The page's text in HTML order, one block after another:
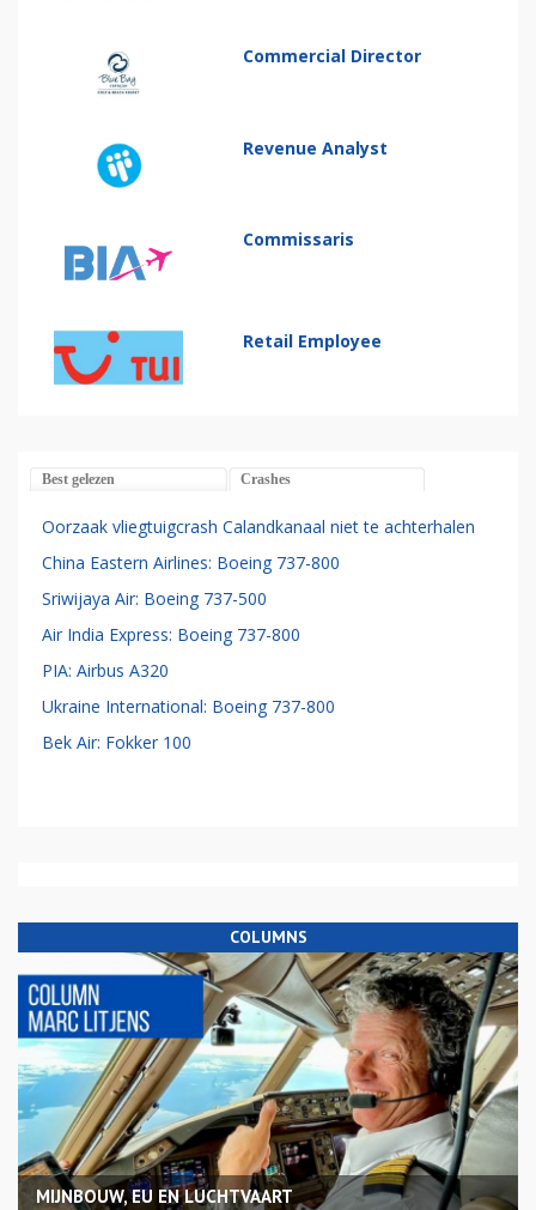
Commercial Director
Revenue Analyst
Commissaris
Retail Employee
Best gelezen Crashes
Oorzaak vliegtuigcrash Calandkanaal niet te achterhalen
China Eastern Airlines: Boeing 737-800
Sriwijaya Air: Boeing 737-500
Air India Express: Boeing 737-800
PIA: Airbus A320
Ukraine International: Boeing 737-800
Bek Air: Fokker 100
COLUMNS
MIJNBOUW, EU EN LUCHTVAART